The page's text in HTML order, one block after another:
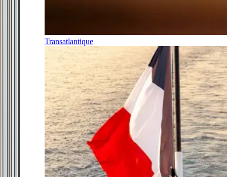
Transatlantique